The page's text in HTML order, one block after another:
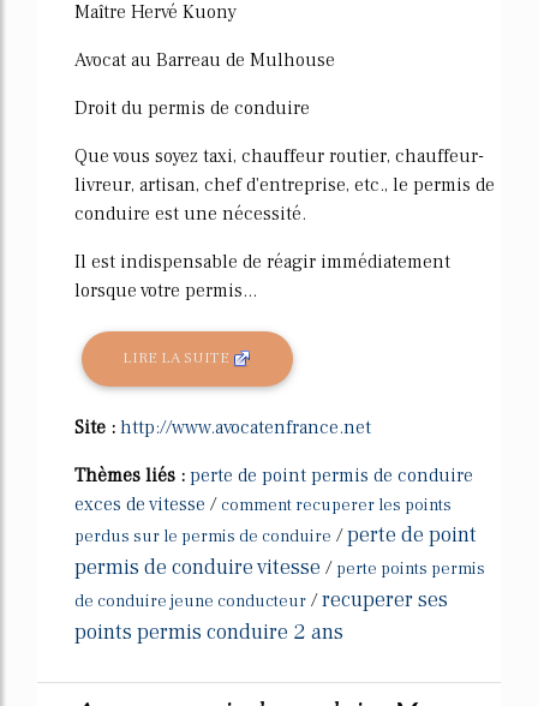
Maître Hervé Kuony
Avocat au Barreau de Mulhouse
Droit du permis de conduire
Que vous soyez taxi, chauffeur routier, chauffeur-
livreur, artisan, chef d'entreprise, etc., le permis de
conduire est une nécessité.
Il est indispensable de réagir immédiatement
lorsque votre permis...
LIRE LA SUITE
Site : http://www.avocatenfrance.net
Thèmes liés : perte de point permis de conduire
exces de vitesse / comment recuperer les points
perdus sur le permis de conduire /perte de point
permis de conduire vitesse / perte points permis
de conduire jeune conducteur /recuperer ses
points permis conduire 2 ans